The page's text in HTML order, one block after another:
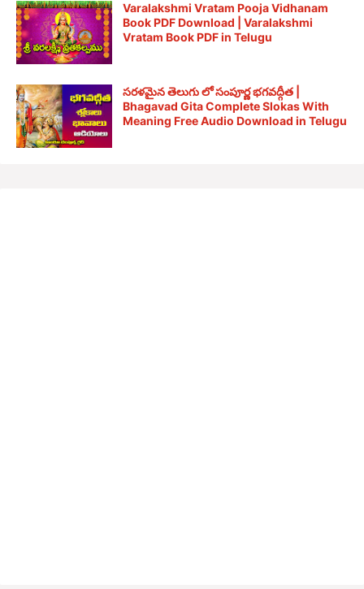
Varalakshmi Vratam Pooja Vidhanam
Book PDF Download | Varalakshmi
Vratam Book PDF in Telugu
సరళమైన తెలుగు లో సంపూర్ణ భగవద్గీత |
Bhagavad Gita Complete Slokas With
Meaning Free Audio Download in Telugu